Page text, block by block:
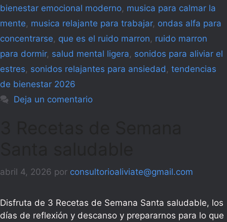
bienestar emocional moderno, musica para calmar la
mente, musica relajante para trabajar, ondas alfa para
concentrarse, que es el ruido marron, ruido marron
para dormir, salud mental ligera, sonidos para aliviar el
estres, sonidos relajantes para ansiedad , tendencias
de bienestar 2026
Deja un comentario
abril 4, 2026 por consultorioaliviate@gmail.com
Disfruta de 3 Recetas de Semana Santa saludable, los
días de reflexión y descanso y prepararnos para lo que